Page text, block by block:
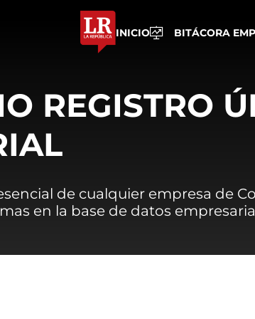
INICIO BITÁCORA
REGISTRO
de cualquier empresa de
en la base de datos